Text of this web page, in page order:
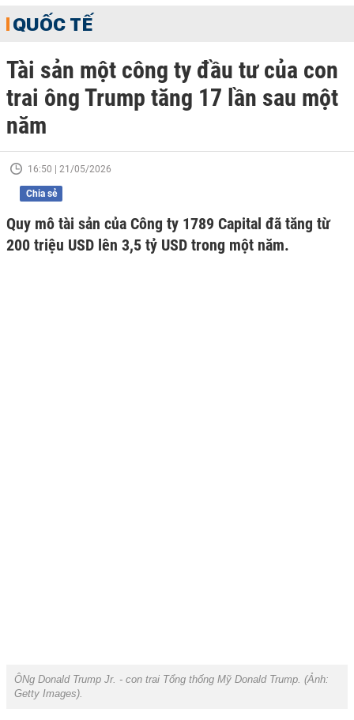
QUỐC TẾ
Tài sản một công ty đầu tư của con
trai ông Trump tăng 17 lần sau một
năm
16:50 | 21/05/2026
Chia sẻ
Quy mô tài sản của Công ty 1789 Capital đã tăng từ
200 triệu USD lên 3,5 tỷ USD trong một năm.
ÔNg Donald Trump Jr. - con trai Tổng thống Mỹ Donald Trump. (Ảnh:
Getty Images).